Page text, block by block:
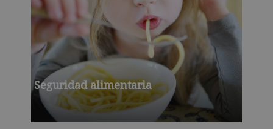
Seguridad alimentaria